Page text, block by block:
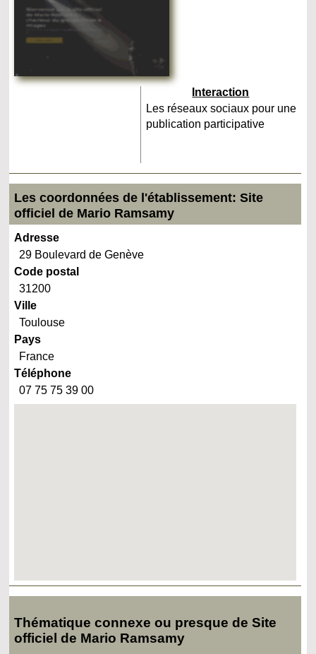
Interaction
Les réseaux sociaux pour une
publication participative
Les coordonnées de l'établissement: Site
officiel de Mario Ramsamy
Adresse
29 Boulevard de Genève
Code postal
31200
Ville
Toulouse
Pays
France
Téléphone
07 75 75 39 00
Thématique connexe ou presque de Site
officiel de Mario Ramsamy